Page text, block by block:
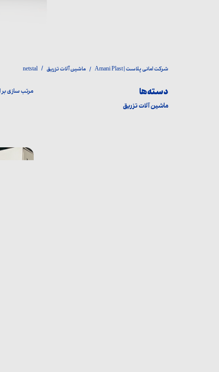
شرکت امانی پلاست | Amani Plast ماشین آلات تزریق netstal
دسته‌ها
ماشین آلات تزریق
مرتب سازی